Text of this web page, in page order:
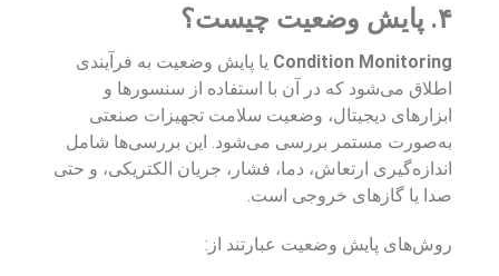
۴. پایش وضعیت چیست؟
Condition Monitoring یا پایش وضعیت به فرآیندی
اطلاق می‌شود که در آن با استفاده از سنسورها و
ابزارهای دیجیتال، وضعیت سلامت تجهیزات صنعتی
به‌صورت مستمر بررسی می‌شود. این بررسی‌ها شامل
اندازه‌گیری ارتعاش، دما، فشار، جریان الکتریکی، و حتی
صدا یا گازهای خروجی است.
روش‌های پایش وضعیت عبارتند از: